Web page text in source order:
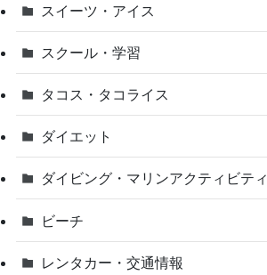
スイーツ・アイス
スクール・学習
タコス・タコライス
ダイエット
ダイビング・マリンアクティビティ
ビーチ
レンタカー・交通情報